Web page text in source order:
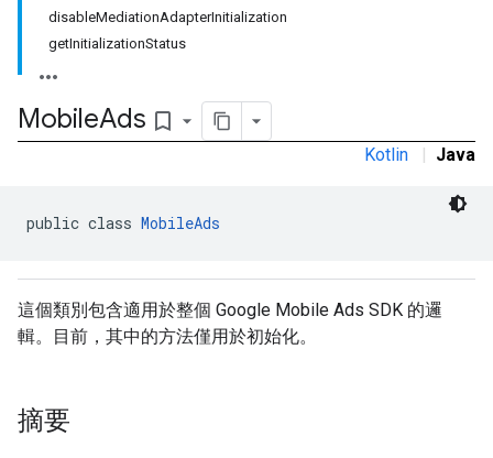
disableMediationAdapterInitialization
getInitializationStatus
MobileAds bookmark_border
Kotlin | Java
public class MobileAds
這個類別包含適用於整個 Google Mobile Ads SDK 的邏
輯。目前，其中的方法僅用於初始化。
摘要